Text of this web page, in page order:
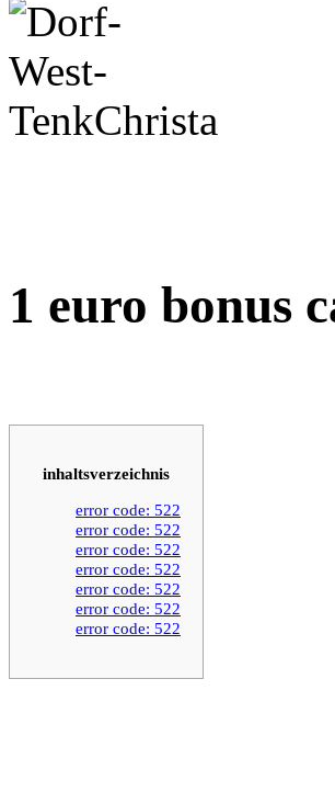
1 euro bonus
inhaltsverzeichnis
error code: 522
error code: 522
error code: 522
error code: 522
error code: 522
error code: 522
error code: 522